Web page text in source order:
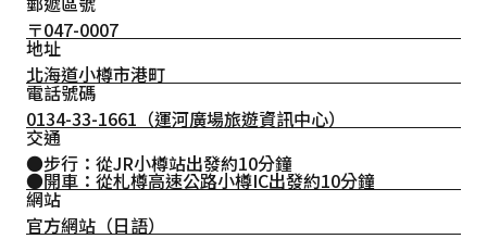
〒047-0007
地址
北海道小樽市港町
電話號碼
0134-33-1661 （運河廣場旅遊資訊中心）
交通
●步行：從JR小樽站出發約10分鐘
●開車：從札樽高速公路小樽IC出發約10分鐘
網站
官方網站（日語）